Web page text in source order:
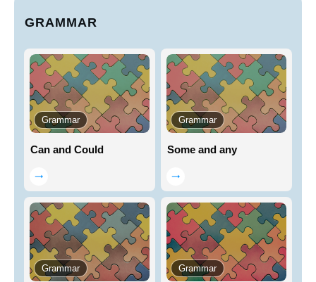
GRAMMAR
Grammar
Can and Could
Grammar
Some and any
Grammar Grammar